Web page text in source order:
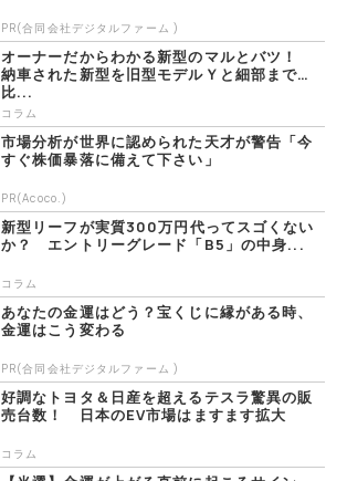
PR(合同会社デジタルファーム )
オーナーだからわかる新型のマルとバツ！
納車された新型を旧型モデルＹと細部まで
比...
コラム
市場分析が世界に認められた天才が警告「今
すぐ株価暴落に備えて下さい」
PR(Acoco.)
新型リーフが実質300万円代ってスゴくない
か？ エントリーグレード「B5」の中身...
コラム
あなたの金運はどう？宝くじに縁がある時、
金運はこう変わる
PR(合同会社デジタルファーム )
好調なトヨタ＆日産を超えるテスラ驚異の販
売台数！ 日本のEV市場はますます拡大
コラム